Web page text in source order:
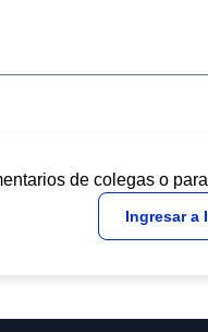
de colegas o
Ingresar a